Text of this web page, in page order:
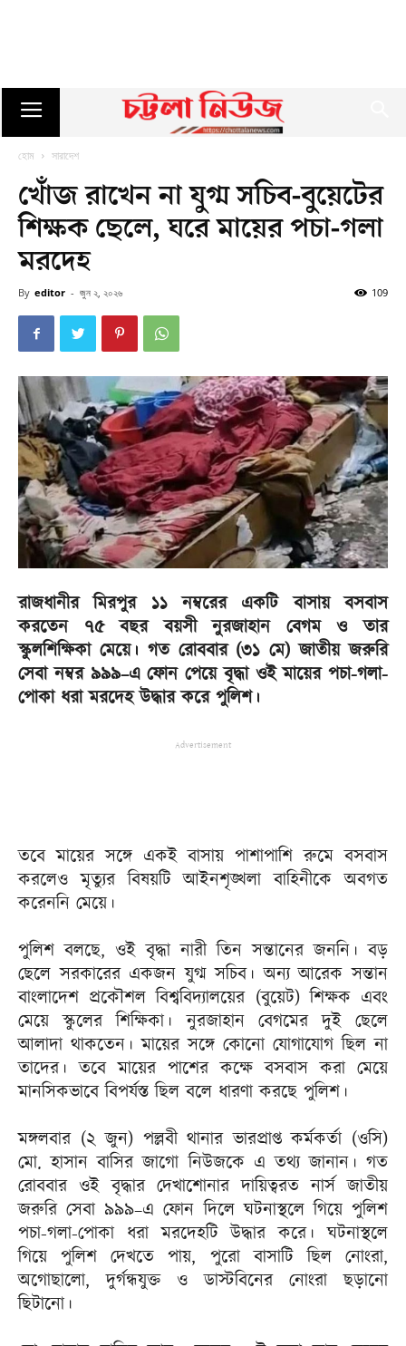
হোম সারাদেশ
খোঁজ রাখেন না যুগ্ম সচিব-বুয়েটের
শিক্ষক ছেলে, ঘরে মায়ের পচা-গলা
মরদেহ
By editor - জুন ২, ২০২৬ 109
রাজধানীর মিরপুর ১১ নম্বরের একটি বাসায় বসবাস
করতেন ৭৫ বছর বয়সী নুরজাহান বেগম ও ‍তার
স্কুলশিক্ষিকা মেয়ে। গত রোববার (৩১ মে) জাতীয় জরুরি
সেবা নম্বর ৯৯৯–এ ফোন পেয়ে বৃদ্ধা ওই মায়ের পচা-গলা-
পোকা ধরা মরদেহ উদ্ধার করে পুলিশ।
Advertisement
তবে মায়ের সঙ্গে একই বাসায় পাশাপাশি রুমে বসবাস
করলেও মৃত্যুর বিষয়টি আইনশৃঙ্খলা বাহিনীকে অবগত
করেননি মেয়ে।
পুলিশ বলছে, ওই বৃদ্ধা নারী তিন সন্তানের জননি। বড়
ছেলে সরকারের একজন যুগ্ম সচিব। অন্য আরেক সন্তান
বাংলাদেশ প্রকৌশল বিশ্ববিদ্যালয়ের (বুয়েট) শিক্ষক এবং
মেয়ে স্কুলের শিক্ষিকা। নুরজাহান বেগমের দুই ছেলে
আলাদা থাকতেন। মায়ের সঙ্গে কোনো যোগাযোগ ছিল না
তাদের। তবে মায়ের পাশের কক্ষে বসবাস করা মেয়ে
মানসিকভাবে বিপর্যস্ত ছিল বলে ধারণা করছে পুলিশ।
মঙ্গলবার (২ জুন) পল্লবী থানার ভারপ্রাপ্ত কর্মকর্তা (ওসি)
মো. হাসান বাসির জাগো নিউজকে এ তথ্য জানান। গত
রোববার ওই বৃদ্ধার দেখাশোনার দায়িত্বরত নার্স জাতীয়
জরুরি সেবা ৯৯৯–এ ফোন দিলে ঘটনাস্থলে গিয়ে পুলিশ
পচা-গলা-পোকা ধরা মরদেহটি উদ্ধার করে। ঘটনাস্থলে
গিয়ে পুলিশ দেখতে পায়, পুরো বাসাটি ছিল নোংরা,
অগোছালো, দুর্গন্ধযুক্ত ও ডাস্টবিনের নোংরা ছড়ানো
ছিটানো।